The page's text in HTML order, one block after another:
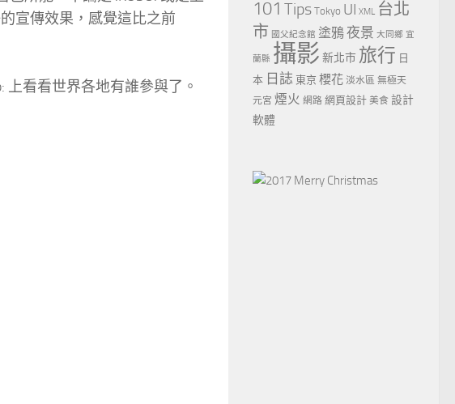
宣傳效果，感覺這比之前
上看看世界各地有誰參與了。
101 Tips Tokyo UI XML 台北
市 國父紀念館 塗鴉夜景 大同鄉 宜
蘭縣 攝影 新北市 旅行 日
本 日誌 東京 櫻花 淡水區 無極天
元宮 煙火 網路 網頁設計 美食 設計
軟體